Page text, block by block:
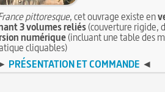
pittoresque, cet ouvrage existe en
3 volumes reliés(couverture rigide,
numérique(incluant une table des
cliquables)
PRÉSENTATION ET COMMANDE ◄